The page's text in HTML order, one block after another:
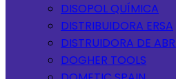
DISOPOL QUÍMICA
DISTRIBUIDORA ERSA
DISTRUIDORA DE
DOGHER TOOLS